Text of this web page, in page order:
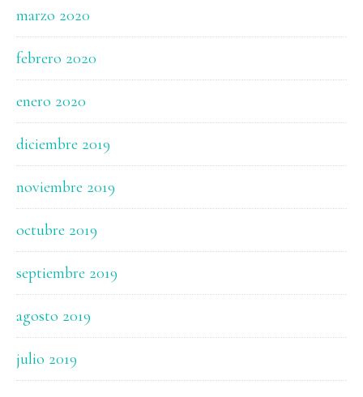
marzo 2020
febrero 2020
enero 2020
diciembre 2019
noviembre 2019
octubre 2019
septiembre 2019
agosto 2019
julio 2019